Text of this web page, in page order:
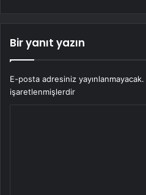
Bir yanıt yazın
E-posta adresiniz yayınlanmayacak.
işaretlenmişlerdir